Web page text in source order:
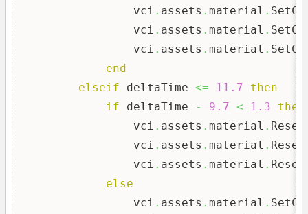
                vci
. assets . material .
                vci
. assets . material .
                vci
. assets . material .
end
elseif deltaTime <= 11.7
then
if deltaTime - 9.7 < 1.3
then
                vci
. assets . material . Reset
                vci
. assets . material . Reset
                vci
. assets . material . Reset
else
                vci
. assets . material .